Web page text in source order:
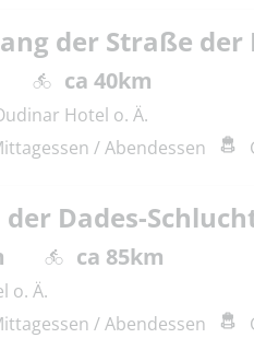
der Straße
ca 40km
Hotel o. Ä.
/ Abendessen
der Dades-
ca 85km
o. Ä.
/ Abendessen